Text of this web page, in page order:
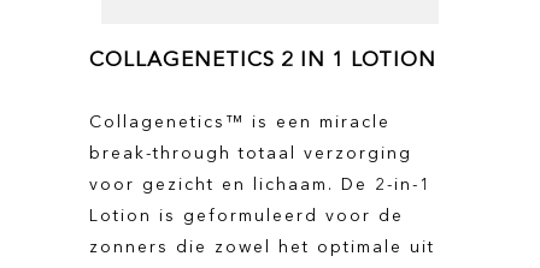
COLLAGENETICS 2 IN 1 LOTION
Collagenetics™ is een miracle
break-through totaal verzorging
voor gezicht en lichaam. De 2-in-1
Lotion is geformuleerd voor de
zonners die zowel het optimale uit